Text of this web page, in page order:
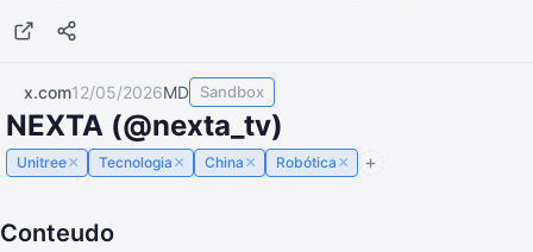
x.com12/05/2026MD Sandbox
NEXTA (@nexta_tv)
Unitree× Tecnologia × China × Robótica ×
Conteudo